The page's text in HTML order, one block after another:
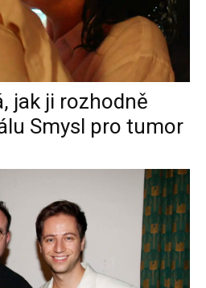
jak ji rozhodně
Smysl pro tumor